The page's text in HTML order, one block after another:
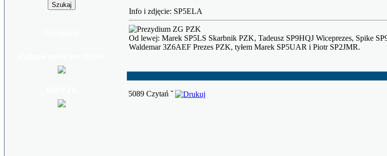
Info i zdjęcie: SP5ELA
Od lewej: Marek SP5LS Skarbnik PZK, Tadeusz SP9HQJ Wiceprezes, Spike
Waldemar 3Z6AEF Prezes PZK, tyłem Marek SP5UAR i Piotr SP2JMR.
5089 Czytań ˇ